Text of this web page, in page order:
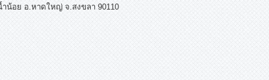
อย อ.หาดใหญ่ จ.สงขลา 90110